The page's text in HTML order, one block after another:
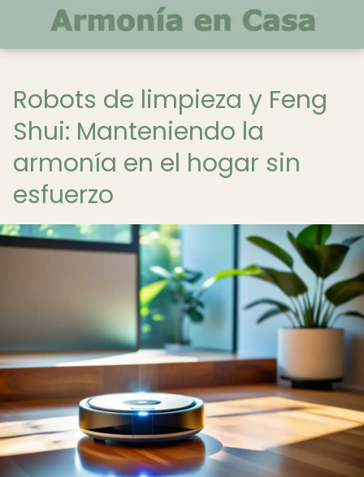
Robots de limpieza y Feng
Shui: Manteniendo la
armonía en el hogar sin
esfuerzo